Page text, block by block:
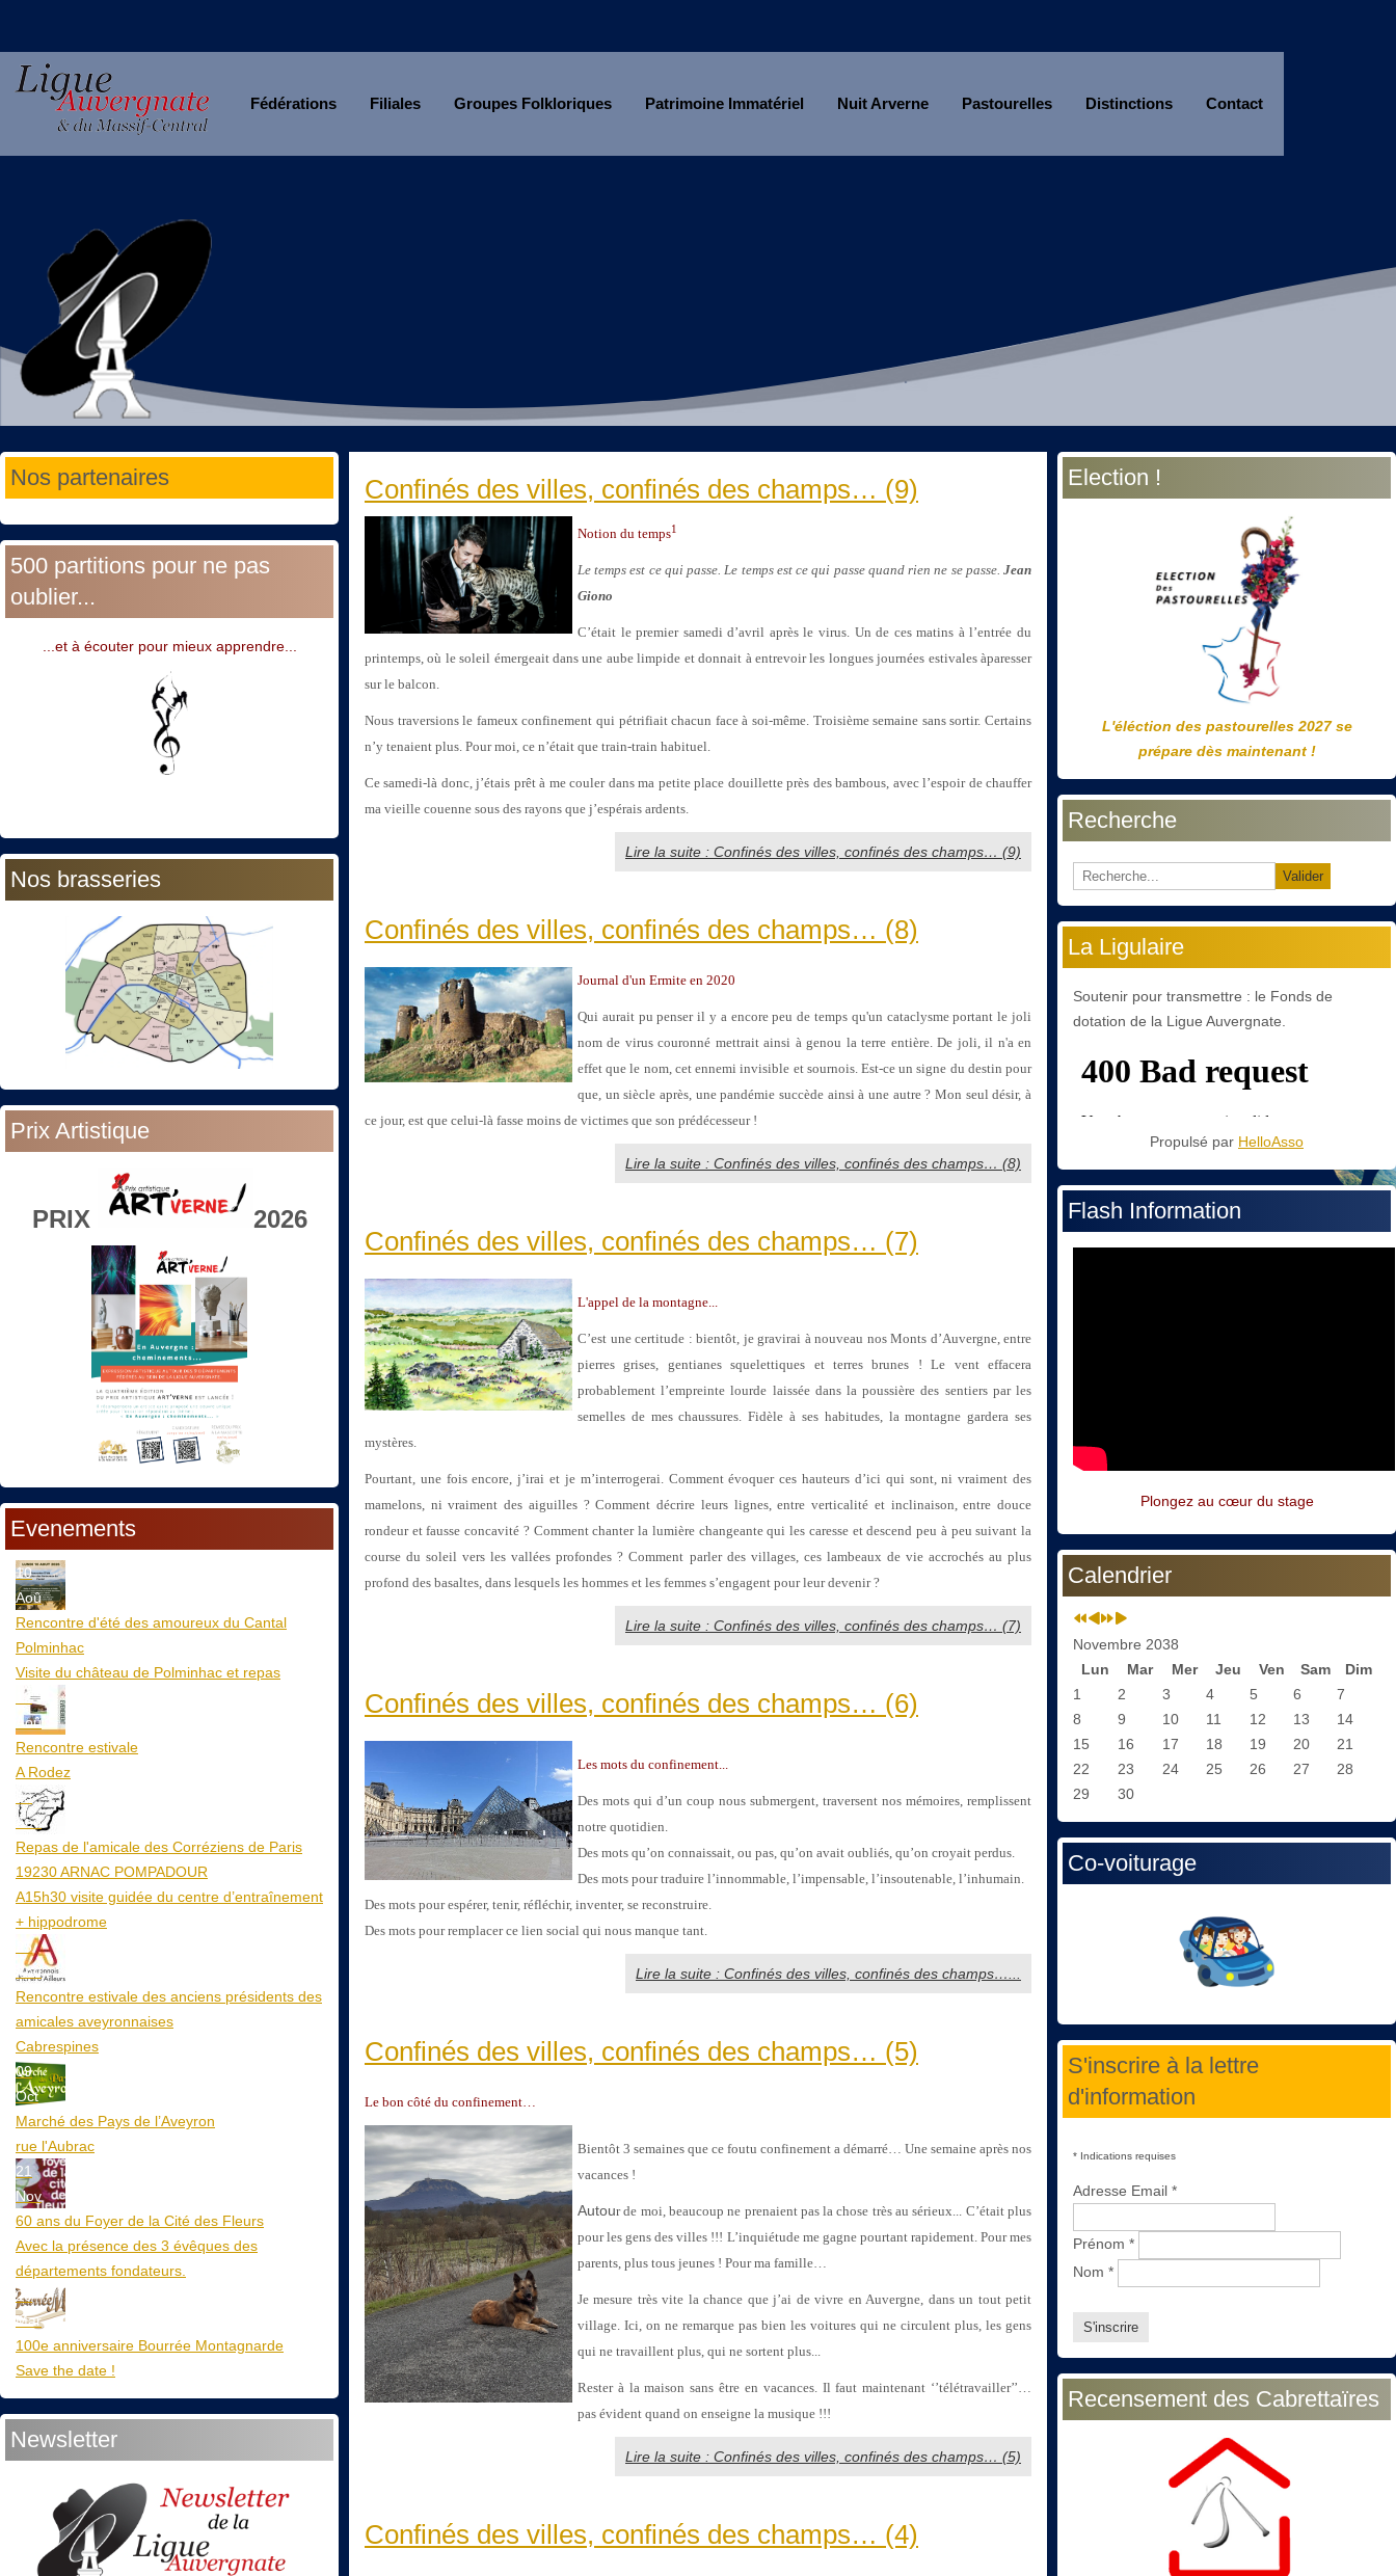
Fédérations Filiales Groupes Folkloriques Patrimoine Immatériel Nuit Arverne Pastourelles Distinctions Contact
Nos partenaires
500 partitions pour ne pas
oublier...
...et à écouter pour mieux apprendre...
Nos brasseries
Prix Artistique
PRIX 2026
Evenements
10
Aoû
Rencontre d'été des amoureux du Cantal
Polminhac
Visite du château de Polminhac et repas
12
Aoû
Rencontre estivale
A Rodez
23
Aoû
Repas de l'amicale des Corréziens de Paris
19230 ARNAC POMPADOUR
A15h30 visite guidée du centre d’entraînement
+ hippodrome
25
Aoû
Rencontre estivale des anciens présidents des
amicales aveyronnaises
Cabrespines
09
Oct
Marché des Pays de l’Aveyron
rue l'Aubrac
21
Nov
60 ans du Foyer de la Cité des Fleurs
Avec la présence des 3 évêques des
départements fondateurs.
20
Mar
100e anniversaire Bourrée Montagnarde
Save the date !
Newsletter
Confinés des villes, confinés des champs… (9)
Notion du temps1
Le temps est ce qui passe. Le temps est ce qui passe quand rien ne se passe. Jean
Giono
C’était le premier samedi d’avril après le virus. Un de ces matins à l’entrée du
printemps, où le soleil émergeait dans une aube limpide et donnait à entrevoir les longues journées estivales àparesser
sur le balcon.
Nous traversions le fameux confinement qui pétrifiait chacun face à soi-même. Troisième semaine sans sortir. Certains
n’y tenaient plus. Pour moi, ce n’était que train-train habituel.
Ce samedi-là donc, j’étais prêt à me couler dans ma petite place douillette près des bambous, avec l’espoir de chauffer
ma vieille couenne sous des rayons que j’espérais ardents.
Lire la suite : Confinés des villes, confinés des champs… (9)
Confinés des villes, confinés des champs… (8)
Journal d'un Ermite en 2020
Qui aurait pu penser il y a encore peu de temps qu'un cataclysme portant le joli
nom de virus couronné mettrait ainsi à genou la terre entière. De joli, il n'a en
effet que le nom, cet ennemi invisible et sournois. Est-ce un signe du destin pour
que, un siècle après, une pandémie succède ainsi à une autre ? Mon seul désir, à
ce jour, est que celui-là fasse moins de victimes que son prédécesseur !
Lire la suite : Confinés des villes, confinés des champs… (8)
Confinés des villes, confinés des champs… (7)
L'appel de la montagne...
C’est une certitude : bientôt, je gravirai à nouveau nos Monts d’Auvergne, entre
pierres grises, gentianes squelettiques et terres brunes ! Le vent effacera
probablement l’empreinte lourde laissée dans la poussière des sentiers par les
semelles de mes chaussures. Fidèle à ses habitudes, la montagne gardera ses
mystères.
Pourtant, une fois encore, j’irai et je m’interrogerai. Comment évoquer ces hauteurs d’ici qui sont, ni vraiment des
mamelons, ni vraiment des aiguilles ? Comment décrire leurs lignes, entre verticalité et inclinaison, entre douce
rondeur et fausse concavité ? Comment chanter la lumière changeante qui les caresse et descend peu à peu suivant la
course du soleil vers les vallées profondes ? Comment parler des villages, ces lambeaux de vie accrochés au plus
profond des basaltes, dans lesquels les hommes et les femmes s’engagent pour leur devenir ?
Lire la suite : Confinés des villes, confinés des champs… (7)
Confinés des villes, confinés des champs… (6)
Les mots du confinement...
Des mots qui d’un coup nous submergent, traversent nos mémoires, remplissent
notre quotidien.
Des mots qu’on connaissait, ou pas, qu’on avait oubliés, qu’on croyait perdus.
Des mots pour traduire l’innommable, l’impensable, l’insoutenable, l’inhumain.
Des mots pour espérer, tenir, réfléchir, inventer, se reconstruire.
Des mots pour remplacer ce lien social qui nous manque tant.
Lire la suite : Confinés des villes, confinés des champs…...
Confinés des villes, confinés des champs… (5)
Le bon côté du confinement…
Bientôt 3 semaines que ce foutu confinement a démarré… Une semaine après nos
vacances !
Autour de moi, beaucoup ne prenaient pas la chose très au sérieux... C’était plus
pour les gens des villes !!! L’inquiétude me gagne pourtant rapidement. Pour mes
parents, plus tous jeunes ! Pour ma famille…
Je mesure très vite la chance que j’ai de vivre en Auvergne, dans un tout petit
village. Ici, on ne remarque pas bien les voitures qui ne circulent plus, les gens
qui ne travaillent plus, qui ne sortent plus...
Rester à la maison sans être en vacances. Il faut maintenant ‘’télétravailler’’…
pas évident quand on enseigne la musique !!!
Lire la suite : Confinés des villes, confinés des champs… (5)
Confinés des villes, confinés des champs… (4)
Election !
L'éléction des pastourelles 2027 se
prépare dès maintenant !
Recherche
Valider
La Ligulaire
Soutenir pour transmettre : le Fonds de
dotation de la Ligue Auvergnate.
Propulsé par HelloAsso
Flash Information
Plongez au cœur du stage
Calendrier
Année
précédente
Mois
précédent
Année
suivante
Mois
suivant
Novembre 2038
Lun
Mar Mer Jeu Ven Sam
Dim
1
2 3 4 5 6
7
8
9 10 11 12 13
14
15
16 17 18 19 20
21
22
23 24 25 26 27
28
29
30
Co-voiturage
S'inscrire à la lettre
d'information
* Indications requises
Adresse Email *
Prénom *
Nom *
Recensement des Cabrettaïres